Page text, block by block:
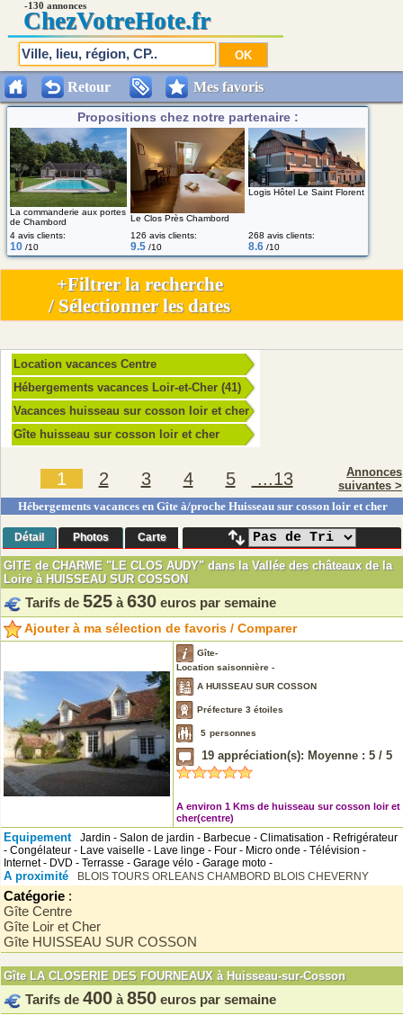
Propositions chez notre partenaire :
La commanderie aux portes
de Chambord
Le Clos Près Chambord
Logis Hôtel Le Saint Florent
4 avis clients:
10 /10
126 avis clients:
9.5 /10
268 avis clients:
8.6 /10
Retour Mes favoris
-130 annonces
ChezVotreHote.fr
Location vacances Centre
Hébergements vacances Loir-et-Cher (41)
Vacances huisseau sur cosson loir et cher
Gîte huisseau sur cosson loir et cher
1 2 3 4 5 ...13
Annonces
suivantes >
Hébergements vacances en Gîte à/proche Huisseau sur cosson loir et cher
Détail Photos Carte
GITE de CHARME "LE CLOS AUDY" dans la Vallée des châteaux de la
Loire à HUISSEAU SUR COSSON
Tarifs de 525 à 630 euros par semaine
Ajouter à ma sélection de favoris / Comparer
Gîte-
Location saisonnière -
A HUISSEAU SUR COSSON
Préfecture 3 étoiles
5 personnes
19 appréciation(s): Moyenne : 5 / 5
A environ 1 Kms de huisseau sur cosson loir et
cher(centre)
Equipement
Jardin - Salon de jardin - Barbecue - Climatisation - Refrigérateur
- Congélateur - Lave vaiselle - Lave linge - Four - Micro onde - Télévision -
Internet - DVD - Terrasse - Garage vélo - Garage moto -
A proximité BLOIS TOURS ORLEANS CHAMBORD BLOIS CHEVERNY
Catégorie :
Gîte Centre
Gîte Loir et Cher
Gîte HUISSEAU SUR COSSON
Gîte LA CLOSERIE DES FOURNEAUX à Huisseau-sur-Cosson
Tarifs de 400 à 850 euros par semaine
+Filtrer la recherche
/ Sélectionner les dates